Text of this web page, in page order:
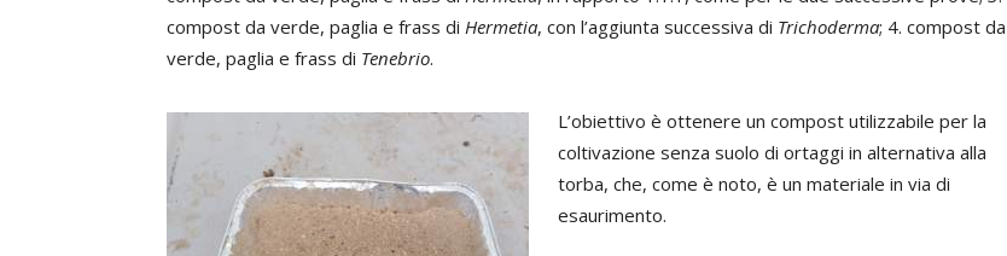
compost da verde, paglia e frass di Hermetia, con l’aggiunta successiva di Trichoderma; 4. compost da
verde, paglia e frass di Tenebrio.
L’obiettivo è ottenere un compost utilizzabile per la
coltivazione senza suolo di ortaggi in alternativa alla
torba, che, come è noto, è un materiale in via di
esaurimento.